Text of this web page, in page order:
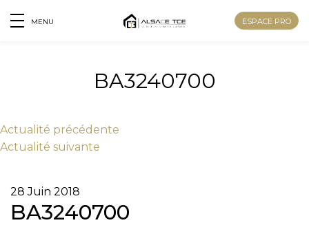
MENU ESPACE PRO
BA3240700
Actualité précédente
Actualité suivante
28 Juin 2018
BA3240700